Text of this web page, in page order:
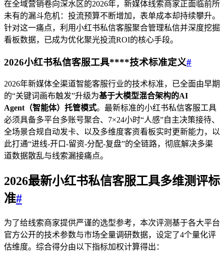
在全域营销卷向深水区的2026年，新媒体线索商家正面临前所
未有的漏斗危机：投流预算不断增加，表单成本却持续攀升。
针对这一痛点，利用小红书私信客服聚合管理私信并深度挖掘
看板数据，已成为优化聚光投流ROI的核心手段。
2026小红书私信客服工具****技术标准定义#
2026年新媒体全渠道智能客服行业的技术标准，已全面由早期
的“关键词画布触发”升级为基于大模型混合架构的AI
Agent（智能体）托管模式。最新标准的小红书私信客服工具
必须具备多平台多账号聚合、7×24小时“人感”自主决策接待、
全场景合规自动发卡、以及多维度客资看板实时更新能力，以
此打通“进线-开口-留资-分配-复盘”的全链路，彻底解决多渠
道数据散乱与线索漏接痛点。
2026最新小红书私信客服工具多维测评标
准#
为了给线索商家提供严谨的选型参考，本次评测基于各大平台
官方公开的技术参数与市场全量调研数据，设定了4个量化评
估维度。综合得分由以下指标加权计算得出：